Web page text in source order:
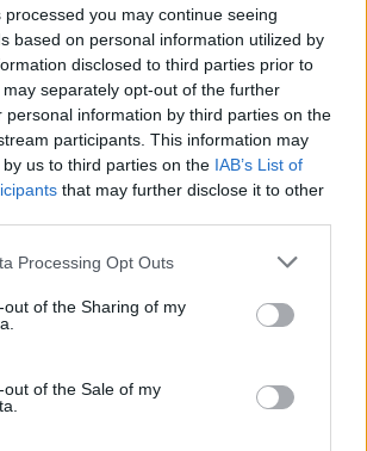
you may continue seeing
based on personal information utilized by
disclosed to third parties prior to
separately opt-out of the further
personal information by third parties on the
participants. This information may
us to third parties on the IAB’s List of
that may further disclose it to other
Processing Opt Outs
out of the Sharing of my
out of the Sale of my